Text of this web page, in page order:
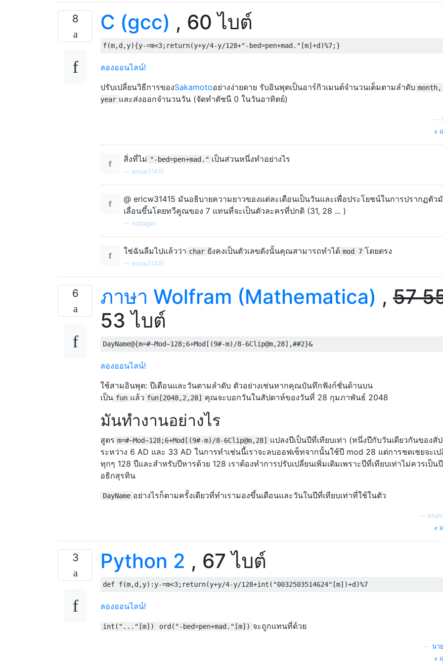
8 C (gcc) , 60 ไบต์
f(m,d,y){y-=m<3; return(y+y/4-y/128+"-bed=pen+mad." [m]+d)%7;}
ลองออนไลน์!
ปรับเปลี่ยนวิธีการของSakamotoอย่างง่ายดาย รับอินพุตเป็นอาร์กิวเมนต์จำนวนเต็มตามลำดับ
year และส่งออกจำนวนวัน (จัดทำดัชนี 0 ในวันอาทิตย์)
สิ่งที่ไม่ "-bed=pen+mad." เป็นส่วนหนึ่งทำอย่างไร
ericw31415
@ ericw31415 มันอธิบายความยาวของแต่ละเดือนเป็นวันและเพื่อประโยชน์ในการปรากฏตัว
เลื่อนขึ้นโดยทวีคูณของ 7 แทนที่จะเป็นตัวละครที่ปกติ (31, 28 ... )
notjagan
ใช่ฉันลืมไปแล้วว่า char ยังคงเป็นตัวเลขดังนั้นคุณสามารถทำได้ mod 7 โดยตรง
ericw31415
6 ภาษา Wolfram (Mathematica) , 57
53 ไบต์
ลองออนไลน์!
ใช้สามอินพุต: ปีเดือนและวันตามลำดับ ตัวอย่างเช่นหากคุณบันทึกฟังก์ชั่นด้านบน
เป็น fun แล้ว fun[2048,2,28] คุณจะบอกวันในสัปดาห์ของวันที่ 28 กุมภาพันธ์ 2048
มันทำงานอย่างไร
สูตร m=#~Mod~128;6+Mod[(9#-m)/8-6Clip@m,28] แปลงปีเป็นปีที่เทียบเท่า (หนึ่งปีกับวันเดียวกันของสั
ระหว่าง 6 AD และ 33 AD ในการทำเช่นนี้เราจะลบออฟเซ็ทจากนั้นใช้ปี mod 28 แต่การชดเชยจะเ
ทุกๆ 128 ปีและสำหรับปีหารด้วย 128 เราต้องทำการปรับเปลี่ยนเพิ่มเติมเพราะปีที่เทียบเท่าไม่ควรเป็นปี
อธิกสุรทิน
DayName อย่างไรก็ตามครั้งเดียวที่ทำเรามองขึ้นเดือนและวันในปีที่เทียบเท่าที่ใช้ในตัว
—
3 Python 2 , 67 ไบต์
def f(m,d,y): y-=m<3; return(y+y/4-y/128+int ( "0032503514624" [m])+d)%7
ลองออนไลน์!
int("..."[m]) ord("-bed=pen+mad."[m]) จะถูกแทนที่ด้วย
นา